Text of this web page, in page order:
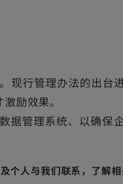
行管理办法的出台
励效果。
管理系统、以确保
人与我们联系，了解